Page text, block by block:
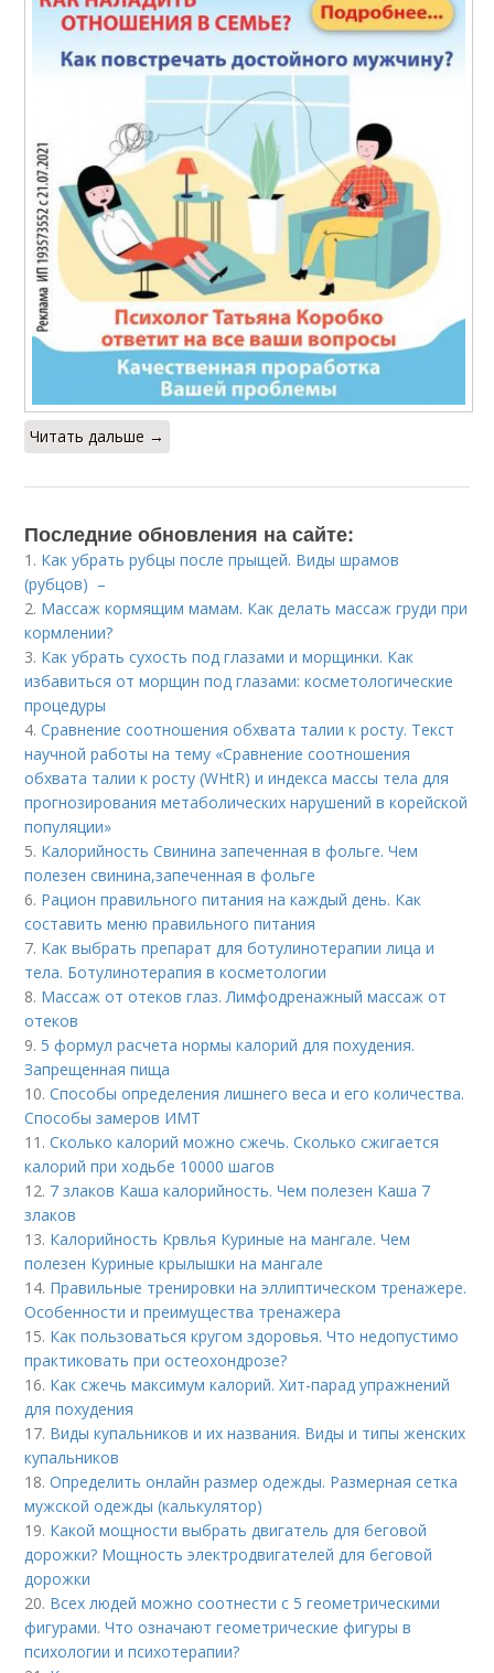
Читать дальше →
Последние обновления на сайте:
1. Как убрать рубцы после прыщей. Виды шрамов
(рубцов) –
2. Массаж кормящим мамам. Как делать массаж груди при
кормлении?
3. Как убрать сухость под глазами и морщинки. Как
избавиться от морщин под глазами: косметологические
процедуры
4.Сравнение соотношения обхвата талии к росту. Текст
научной работы на тему «Сравнение соотношения
обхвата талии к росту (WHtR) и индекса массы тела для
прогнозирования метаболических нарушений в корейской
популяции»
5. Калорийность Свинина запеченная в фольге. Чем
полезен свинина,запеченная в фольге
6. Рацион правильного питания на каждый день. Как
составить меню правильного питания
7. Как выбрать препарат для ботулинотерапии лица и
тела. Ботулинотерапия в косметологии
8. Массаж от отеков глаз. Лимфодренажный массаж от
отеков
9. 5 формул расчета нормы калорий для похудения.
Запрещенная пища
10.Способы определения лишнего веса и его количества.
Способы замеров ИМТ
11.Сколько калорий можно сжечь. Сколько сжигается
калорий при ходьбе 10000 шагов
12. 7 злаков Каша калорийность. Чем полезен Каша 7
злаков
13. Калорийность Крвлья Куриные на мангале. Чем
полезен Куриные крылышки на мангале
14. Правильные тренировки на эллиптическом тренажере.
Особенности и преимущества тренажера
15. Как пользоваться кругом здоровья. Что недопустимо
практиковать при остеохондрозе?
16. Как сжечь максимум калорий. Хит-парад упражнений
для похудения
17. Виды купальников и их названия. Виды и типы женских
купальников
18.Определить онлайн размер одежды. Размерная сетка
мужской одежды (калькулятор)
19. Какой мощности выбрать двигатель для беговой
дорожки? Мощность электродвигателей для беговой
дорожки
20. Всех людей можно соотнести с 5 геометрическими
фигурами. Что означают геометрические фигуры в
психологии и психотерапии?